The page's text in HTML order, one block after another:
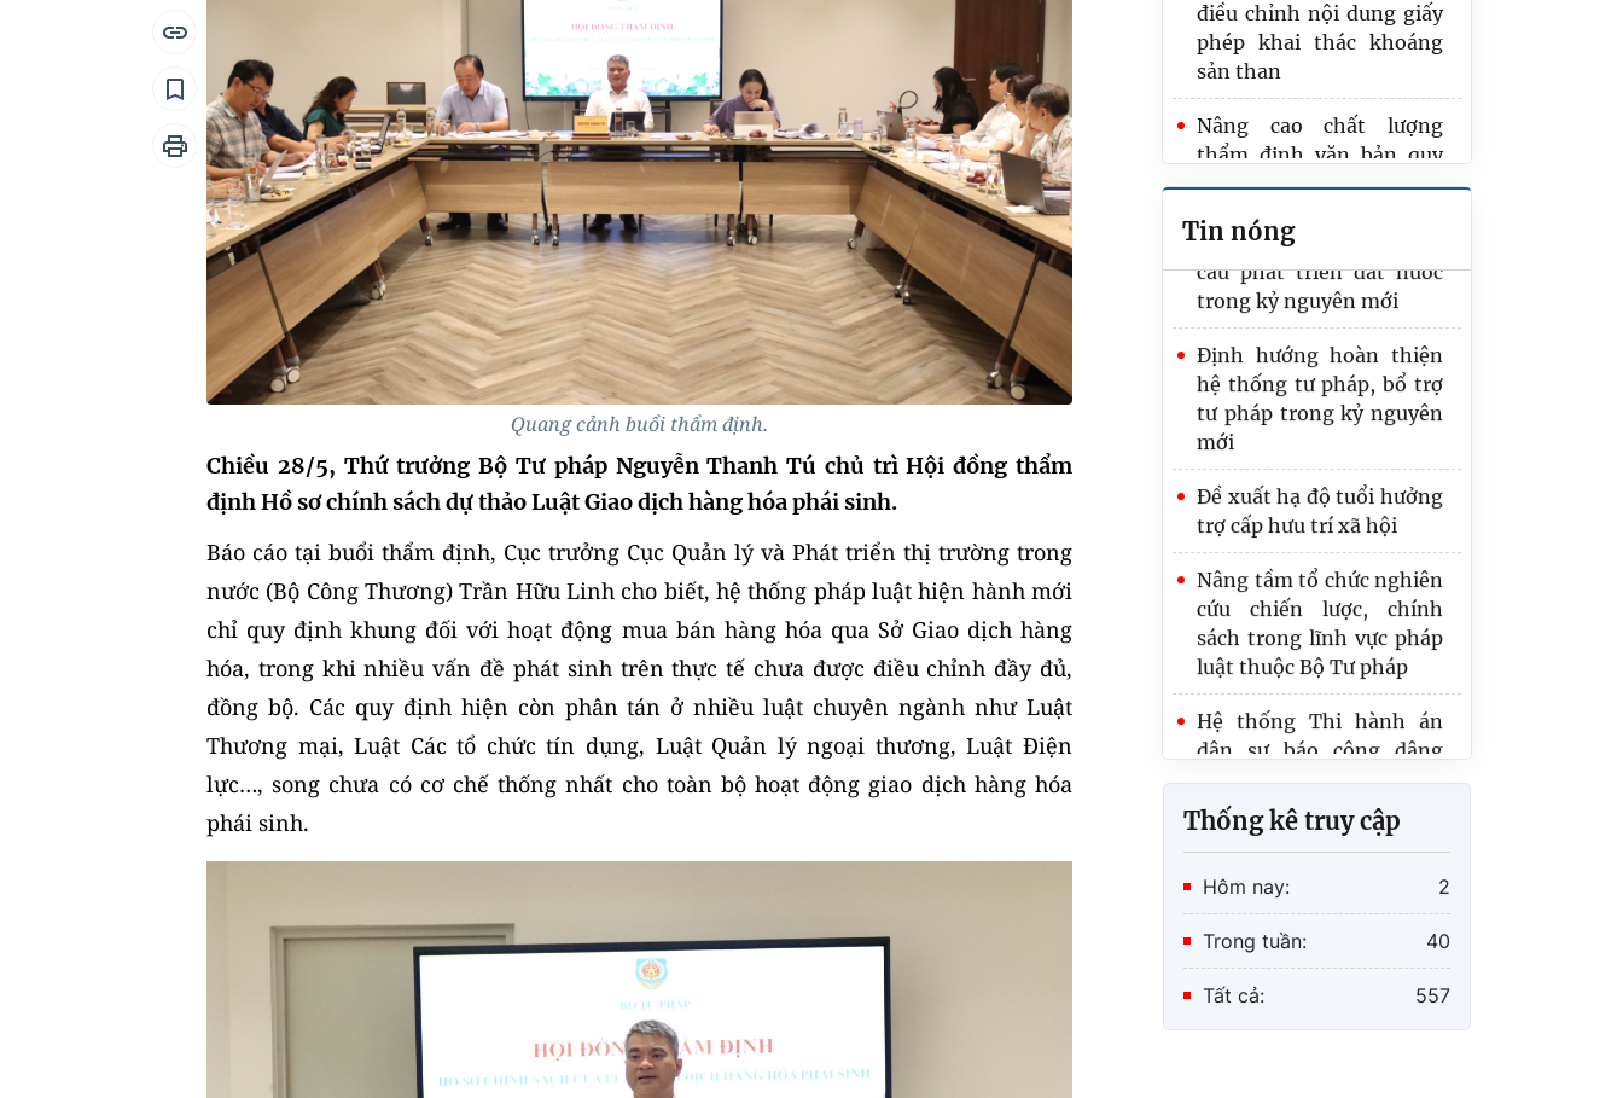
Quang cảnh buổi thẩm định.
Chiều 28/5, Thứ trưởng Bộ Tư pháp Nguyễn Thanh Tú chủ trì Hội đồng thẩm
định Hồ sơ chính sách dự thảo Luật Giao dịch hàng hóa phái sinh.
Báo cáo tại buổi thẩm định, Cục trưởng Cục Quản lý và Phát triển thị trường trong
nước (Bộ Công Thương) Trần Hữu Linh cho biết, hệ thống pháp luật hiện hành mới
chỉ quy định khung đối với hoạt động mua bán hàng hóa qua Sở Giao dịch hàng
hóa, trong khi nhiều vấn đề phát sinh trên thực tế chưa được điều chỉnh đầy đủ,
đồng bộ. Các quy định hiện còn phân tán ở nhiều luật chuyên ngành như Luật
Thương mại, Luật Các tổ chức tín dụng, Luật Quản lý ngoại thương, Luật Điện
lực…, song chưa có cơ chế thống nhất cho toàn bộ hoạt động giao dịch hàng hóa
phái sinh.
điều chỉnh nội dung giấy
phép khai thác khoáng
sản than
Nâng cao chất lượng
thẩm định văn bản quy
phạm pháp luật đáp ứng
yêu cầu mới
Rà soát toàn diện dự thảo
sửa đổi Luật Điện lực, tạo
dư địa tăng trưởng “hai
con số”
Bộ Y tế và Bộ Tư pháp
tăng cường phối hợp
triển khai Nghị quyết
66-NQ/TW
Tin nóng
Hoàn thiện dự án Luật
Phát triển đô thị với chất
lượng cao nhất
Hoàn thiện thể chế về
trong kỷ nguyên mới
Định hướng hoàn thiện
hệ thống tư pháp, bổ trợ
tư pháp trong kỷ nguyên
mới
Đề xuất hạ độ tuổi hưởng
Nâng tầm tổ chức nghiên
cứu chiến lược, chính
sách trong lĩnh vực pháp
luật thuộc Bộ Tư pháp
Hệ thống Thi hành án
dân sự báo công dâng
Bác, tiếp nối truyền
thống 80 năm xây dựng
Dự án Luật Phát triển đô
thị: Hướng tới tạo dư địa
phát triển cho các đô thị
và khu kinh tế đặc biệt
Thống kê truy cập
Hôm nay: 2
Trong tuần: 40
Tất cả: 557